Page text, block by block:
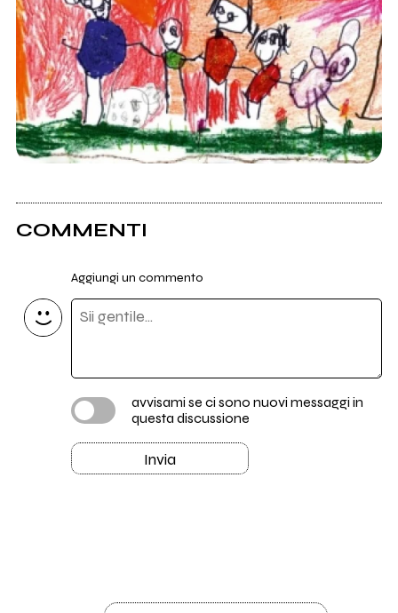
COMMENTI
Aggiungi un commento
avvisami se ci sono nuovi messaggi in
questa discussione
Invia